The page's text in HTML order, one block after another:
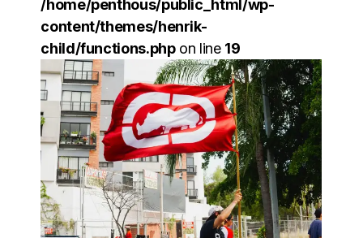
/home/penthous/public_html/wp-
content/themes/henrik-
child/functions.phpon line 19